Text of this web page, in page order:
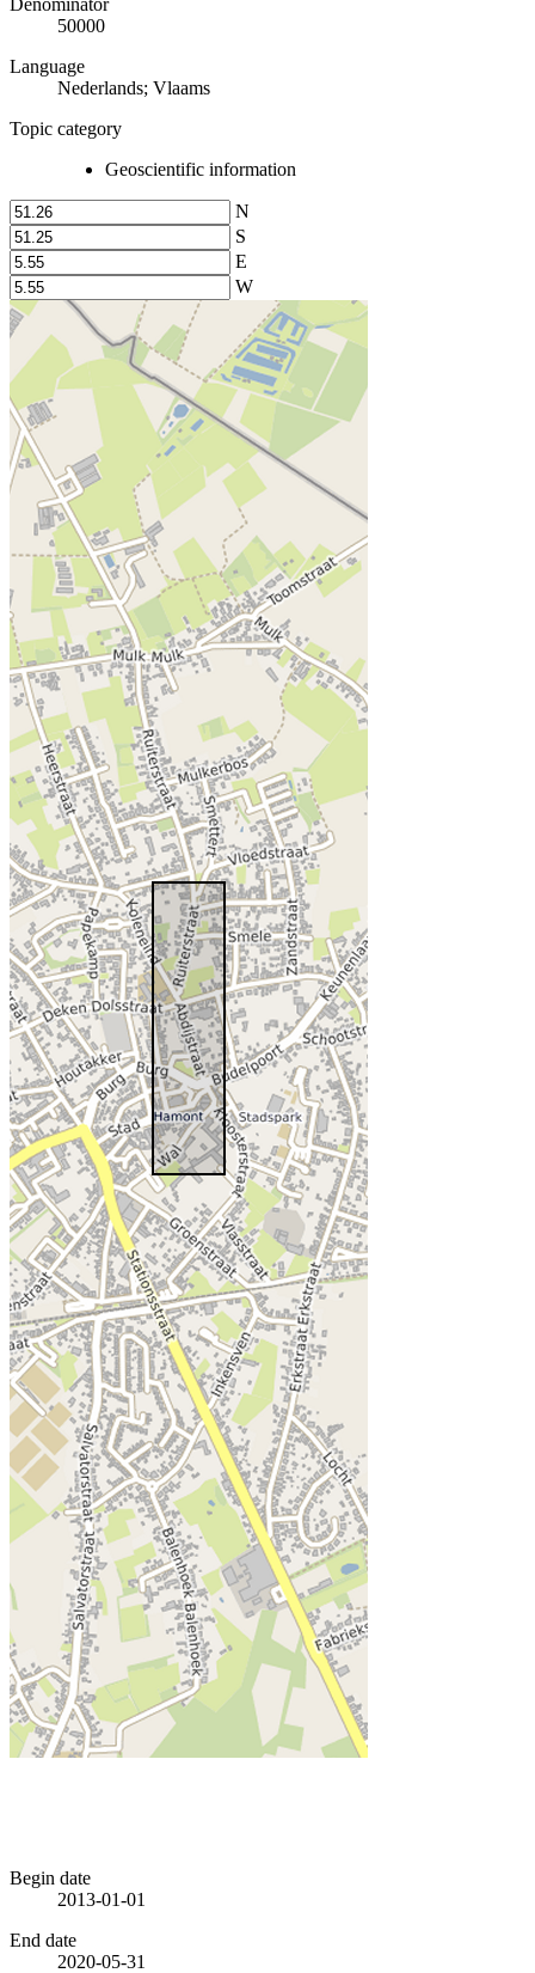
50000
Language
Nederlands; Vlaams
Topic category
Geoscientific information
N
S
E
W
Begin date
2013-01-01
End date
2020-05-31